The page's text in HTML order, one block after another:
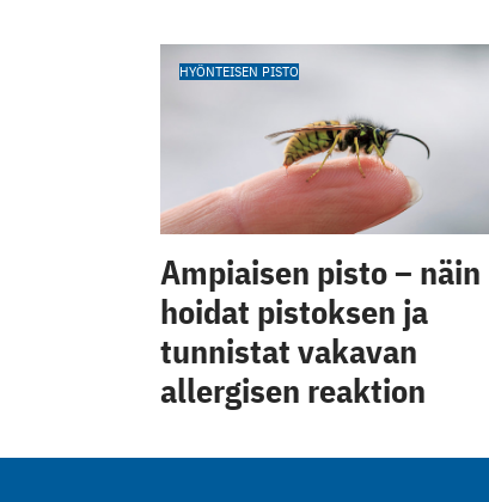
HYÖNTEISEN PISTO
Ampiaisen pisto – näin
hoidat pistoksen ja
tunnistat vakavan
allergisen reaktion